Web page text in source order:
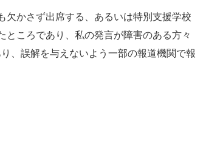
かさず出席する、あるいは特別支援学校
ところであり、私の発言が障害のある方々
、誤解を与えないよう一部の報道機関で報